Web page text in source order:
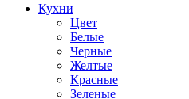
Кухни
Цвет
Белые
Черные
Желтые
Красные
Зеленые